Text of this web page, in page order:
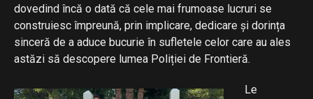
dovedind încă o dată că cele mai frumoase lucruri se
construiesc împreună, prin implicare, dedicare și dorința
sinceră de a aduce bucurie în sufletele celor care au ales
astăzi să descopere lumea Poliției de Frontieră.
Le